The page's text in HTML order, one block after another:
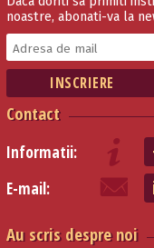
noastre, abonati-va la
Contact
Informatii:
E-mail:
Au scris despre noi